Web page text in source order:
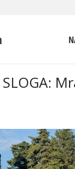
SLOGA: